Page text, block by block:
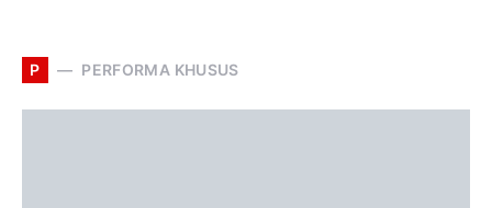
P PERFORMA KHUSUS